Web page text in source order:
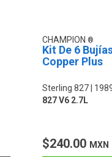
CHAMPION
Kit De 6
Copper Plus
Sterling 827
827 V6 2.7L
$240.00 MXN